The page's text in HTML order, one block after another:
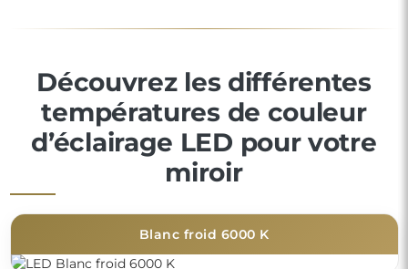
Découvrez les différentes
températures de couleur
d’éclairage LED pour votre
miroir
Blanc froid 6000 K